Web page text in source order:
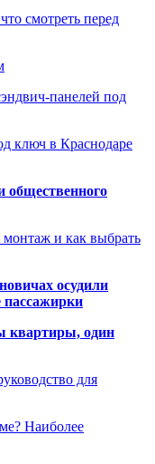
смотреть перед
панелей под
ключ в Краснодаре
общественного
и как выбрать
осудили
пассажирки
квартиры, один
для
Наиболее